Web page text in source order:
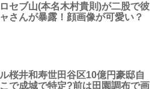
セブ山(本名木村貴則)が二股で彼
さんが暴露！顔画像が可愛い？
桜井和寿世田谷区10億円豪邸自
で成城で特定?前は田園調布で画